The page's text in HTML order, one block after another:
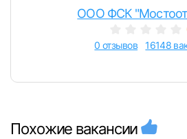
ООО ФСК
0 отзывов 16148
Похожие вакансии